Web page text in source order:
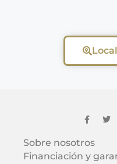
Sobre nosotros
Financiación y